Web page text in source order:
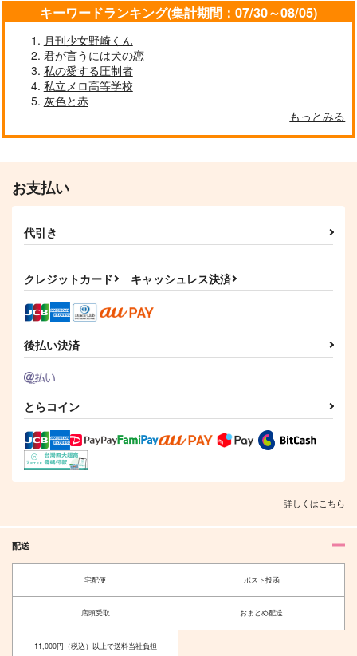
キーワードランキング(集計期間：07/30～08/05)
月刊少女野崎くん
君が言うには犬の恋
私の愛する圧制者
私立メロ高等学校
灰色と赤
もっとみる
お支払い
代引き
クレジットカード キャッシュレス決済
後払い決済
とらコイン
詳しくはこちら
配送
宅配便 ポスト投函
店頭受取 おまとめ配送
11,000円（税込）以上で送料当社負担